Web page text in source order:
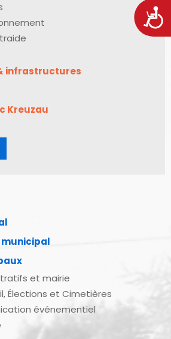
infrastructures
Kreuzau
municipal
et mairie
Élections et Cimetières
événementiel